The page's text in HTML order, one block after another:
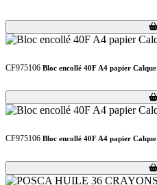
Loading...
Loading...
CF975106 Bloc encollé 40F A4 papier Calque
Loading...
Loading...
CF975106 Bloc encollé 40F A4 papier Calque
Loading...
Loading...